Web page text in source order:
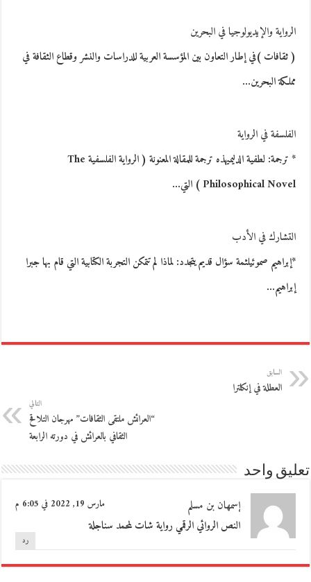
الرواية والإيديولوجيا في البحرين
( ثقافات )في إطار التعاون بين المؤسسة العربية للدراسات والنشر وقطاع الثقافة في
مملكة البحرين…
الفلسفة في الرواية
* ترجمة: لطفية الدليميهذه ترجمة للمقالة المعنونة ( الرواية الفلسفية The
Philosophical Novel ) التي…
التشارك في الأدب
*إبراهيم صموئيلثمة سؤال قديم يتجدد: لماذا لم تتمكن التجربة الكتابية التي قام بها جبرا
إبراهيم…
السابق
العطلة في إنكلترا
التالي
“العرائش ملتقى الثقافات” مهرجان التلاقح
الثقافي بالعرائش في دورته الرابعة
تعليق واحد
إسمهان بن مسلم مارس 19, 2022 في 6:05 م
النص الروائي الرقمي رواية شات لمحمد سناجلة
رد